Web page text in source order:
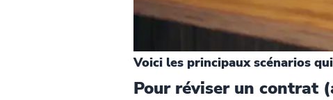
Voici les principaux scénarios
Pour réviser un contrat